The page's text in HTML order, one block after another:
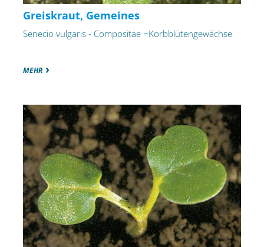
Greiskraut, Gemeines
Senecio vulgaris - Compositae =Korbblütengewächse
MEHR